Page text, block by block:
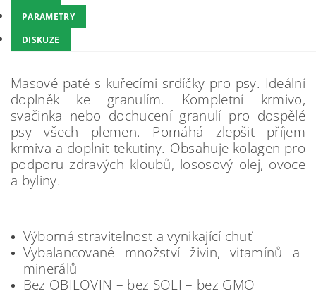
PARAMETRY
DISKUZE
Masové paté s kuřecími srdíčky pro psy. Ideální
doplněk ke granulím. Kompletní krmivo,
svačinka nebo dochucení granulí pro dospělé
psy všech plemen. Pomáhá zlepšit příjem
krmiva a doplnit tekutiny. Obsahuje kolagen pro
podporu zdravých kloubů, lososový olej, ovoce
a byliny.
Výborná stravitelnost a vynikající chuť
Vybalancované množství živin, vitamínů a
minerálů
Bez OBILOVIN – bez SOLI – bez GMO